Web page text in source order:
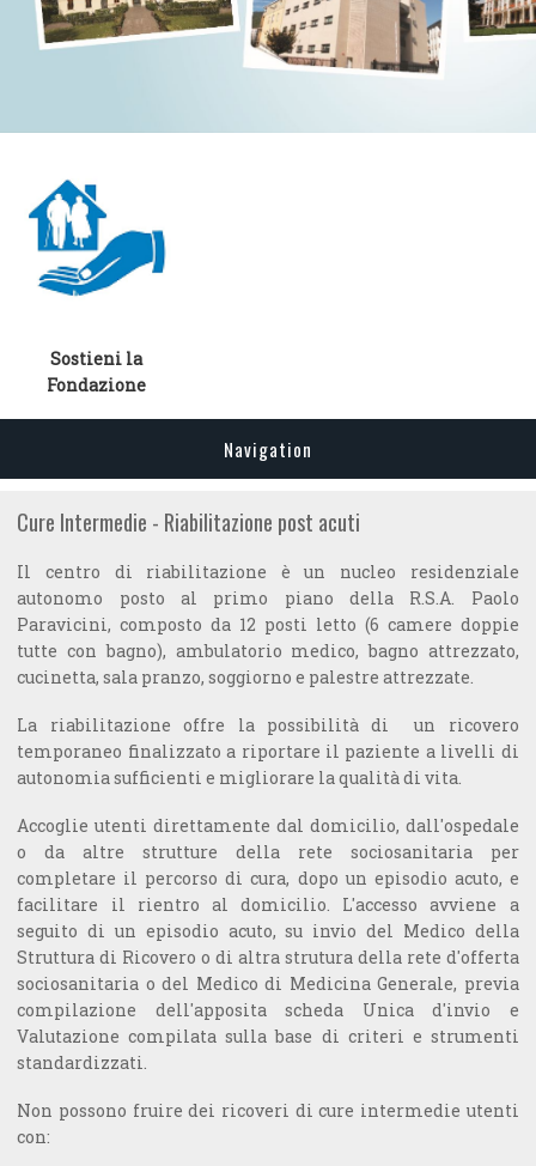
Sostieni la
Fondazione
Navigation
Cure Intermedie - Riabilitazione post acuti
Il centro di riabilitazione è un nucleo residenziale
autonomo posto al primo piano della R.S.A. Paolo
Paravicini, composto da 12 posti letto (6 camere doppie
tutte con bagno), ambulatorio medico, bagno attrezzato,
cucinetta, sala pranzo, soggiorno e palestre attrezzate.
La riabilitazione offre la possibilità di un ricovero
temporaneo finalizzato a riportare il paziente a livelli di
autonomia sufficienti e migliorare la qualità di vita.
Accoglie utenti direttamente dal domicilio, dall'ospedale
o da altre strutture della rete sociosanitaria per
completare il percorso di cura, dopo un episodio acuto, e
facilitare il rientro al domicilio. L'accesso avviene a
seguito di un episodio acuto, su invio del Medico della
Struttura di Ricovero o di altra strutura della rete d'offerta
sociosanitaria o del Medico di Medicina Generale, previa
compilazione dell'apposita scheda Unica d'invio e
Valutazione compilata sulla base di criteri e strumenti
standardizzati.
Non possono fruire dei ricoveri di cure intermedie utenti
con: